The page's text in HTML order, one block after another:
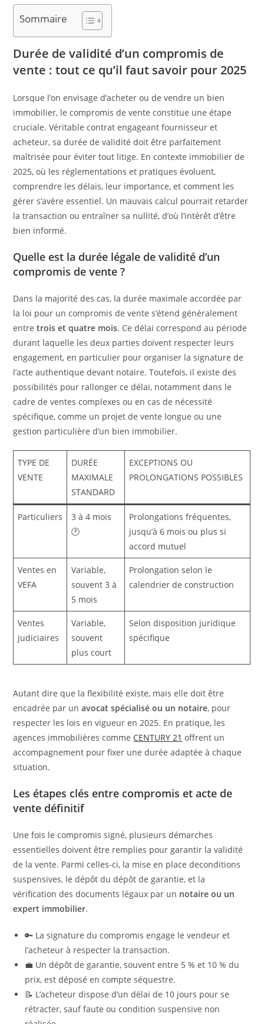
publication :
Sommaire
Durée de validité d’un compromis de
vente : tout ce qu’il faut savoir pour 2025
Lorsque l’on envisage d’acheter ou de vendre un bien
immobilier, le compromis de vente constitue une étape
cruciale. Véritable contrat engageant fournisseur et
acheteur, sa durée de validité doit être parfaitement
maîtrisée pour éviter tout litige. En contexte immobilier de
2025, où les réglementations et pratiques évoluent,
comprendre les délais, leur importance, et comment les
gérer s’avère essentiel. Un mauvais calcul pourrait retarder
la transaction ou entraîner sa nullité, d’où l’intérêt d’être
bien informé.
Quelle est la durée légale de validité d’un
compromis de vente ?
Dans la majorité des cas, la durée maximale accordée par
la loi pour un compromis de vente s’étend généralement
entretrois et quatre mois. Ce délai correspond au période
durant laquelle les deux parties doivent respecter leurs
engagement, en particulier pour organiser la signature de
l’acte authentique devant notaire. Toutefois, il existe des
possibilités pour rallonger ce délai, notamment dans le
cadre de ventes complexes ou en cas de nécessité
spécifique, comme un projet de vente longue ou une
gestion particulière d’un bien immobilier.
TYPE DE
VENTE
DURÉE
MAXIMALE
STANDARD
EXCEPTIONS OU
PROLONGATIONS POSSIBLES
Particuliers
3 à 4 mois
🕐
Prolongations fréquentes,
jusqu’à 6 mois ou plus si
accord mutuel
Ventes en
VEFA
Variable,
souvent 3 à
5 mois
Prolongation selon le
calendrier de construction
Ventes
judiciaires
Variable,
souvent
plus court
Selon disposition juridique
spécifique
Autant dire que la flexibilité existe, mais elle doit être
encadrée par unavocat spécialisé ou un notaire, pour
respecter les lois en vigueur en 2025. En pratique, les
agences immobilières comme CENTURY 21 offrent un
accompagnement pour fixer une durée adaptée à chaque
situation.
Les étapes clés entre compromis et acte de
vente définitif
Une fois le compromis signé, plusieurs démarches
essentielles doivent être remplies pour garantir la validité
de la vente. Parmi celles-ci, la mise en place deconditions
suspensives, le dépôt du dépôt de garantie, et la
vérification des documents légaux par un notaire ou un
expert immobilier.
🔑 La signature du compromis engage le vendeur et
l’acheteur à respecter la transaction.
💼 Un dépôt de garantie, souvent entre 5 % et 10 % du
prix, est déposé en compte séquestre.
📝 L’acheteur dispose d’un délai de 10 jours pour se
rétracter, sauf faute ou condition suspensive non